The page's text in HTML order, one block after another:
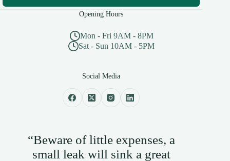
Opening Hours
Mon - Fri 9AM - 8PM
Sat - Sun 10AM - 5PM
Social Media
“Beware of little expenses, a
small leak will sink a great